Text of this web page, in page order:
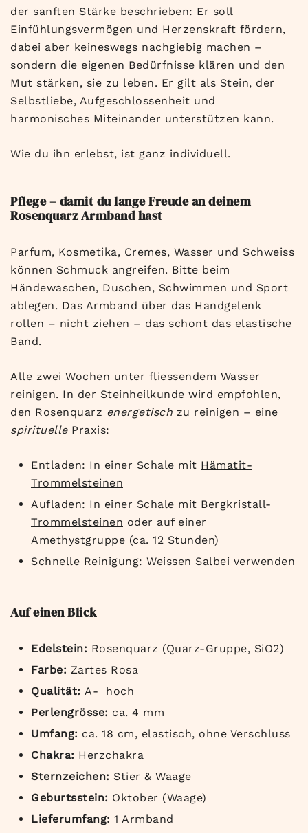
der sanften Stärke beschrieben: Er soll
Einfühlungsvermögen und Herzenskraft fördern,
dabei aber keineswegs nachgiebig machen –
sondern die eigenen Bedürfnisse klären und den
Mut stärken, sie zu leben. Er gilt als Stein, der
Selbstliebe, Aufgeschlossenheit und
harmonisches Miteinander unterstützen kann.
Wie du ihn erlebst, ist ganz individuell.
Pflege – damit du lange Freude an deinem
Rosenquarz Armband hast
Parfum, Kosmetika, Cremes, Wasser und Schweiss
können Schmuck angreifen. Bitte beim
Händewaschen, Duschen, Schwimmen und Sport
ablegen. Das Armband über das Handgelenk
rollen – nicht ziehen – das schont das elastische
Band.
Alle zwei Wochen unter fliessendem Wasser
reinigen. In der Steinheilkunde wird empfohlen,
den Rosenquarz energetisch zu reinigen – eine
spirituellePraxis:
Entladen: In einer Schale mit Hämatit-
Trommelsteinen
Aufladen: In einer Schale mit Bergkristall-
Trommelsteinen oder auf einer
Amethystgruppe (ca. 12 Stunden)
Schnelle Reinigung: Weissen Salbei verwenden
Auf einen Blick
Edelstein: Rosenquarz (Quarz-Gruppe, SiO2)
Farbe: Zartes Rosa
Qualität: A- hoch
Perlengrösse: ca. 4 mm
Umfang: ca. 18 cm, elastisch, ohne Verschluss
Chakra: Herzchakra
Sternzeichen: Stier & Waage
Geburtsstein: Oktober (Waage)
Lieferumfang: 1 Armband